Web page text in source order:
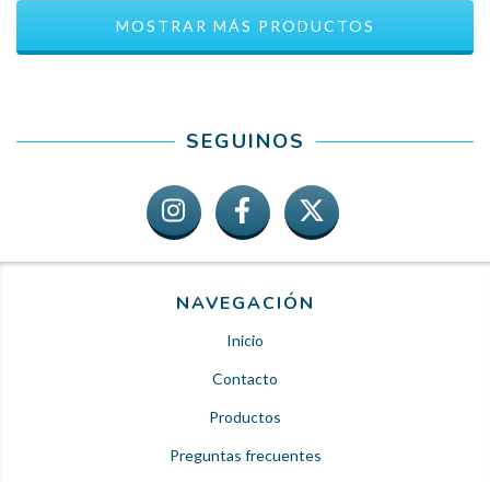
MOSTRAR MÁS PRODUCTOS
SEGUINOS
NAVEGACIÓN
Inicio
Contacto
Productos
Preguntas frecuentes